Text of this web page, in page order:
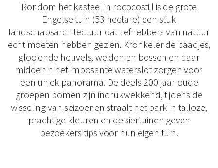
Rondom het kasteel in rococostijl is de grote
Engelse tuin (53 hectare) een stuk
landschapsarchitectuur dat liefhebbers van natuur
echt moeten hebben gezien. Kronkelende paadjes,
glooiende heuvels, weiden en bossen en daar
middenin het imposante waterslot zorgen voor
een uniek panorama. De deels 200 jaar oude
groepen bomen zijn indrukwekkend, tijdens de
wisseling van seizoenen straalt het park in talloze,
prachtige kleuren en de siertuinen geven
bezoekers tips voor hun eigen tuin.